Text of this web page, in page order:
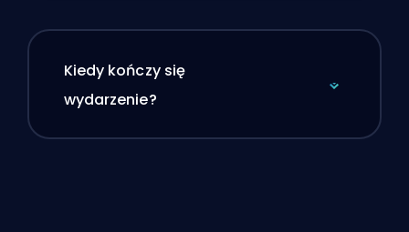
Kiedy kończy się
wydarzenie?